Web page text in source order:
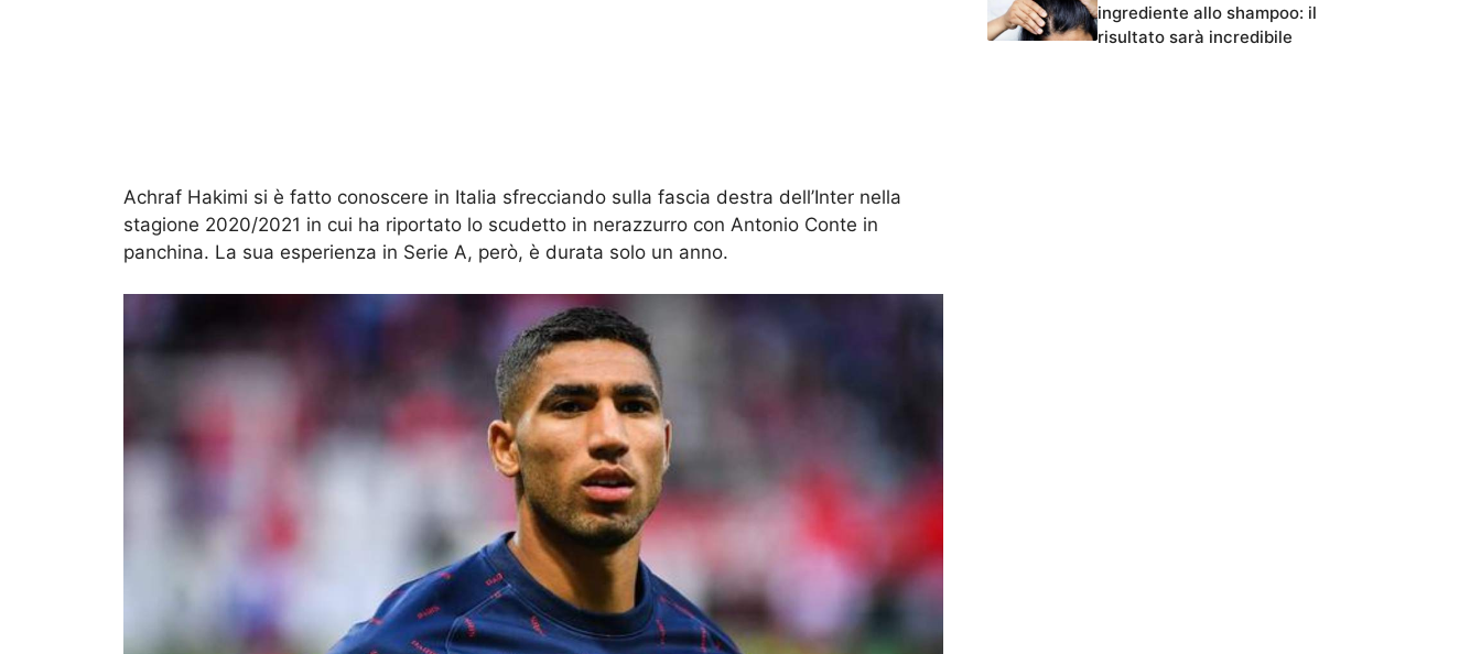
Achraf Hakimi si è fatto conoscere in Italia sfrecciando sulla fascia destra dell’Inter nella
stagione 2020/2021 in cui ha riportato lo scudetto in nerazzurro con Antonio Conte in
panchina. La sua esperienza in Serie A, però, è durata solo un anno.
ingrediente allo shampoo: il
risultato sarà incredibile